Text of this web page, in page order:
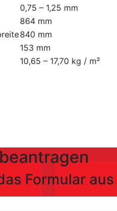
0,75 – 1,25 mm
864 mm
840 mm
153 mm
10,65 – 17,70 kg / m²
Formular